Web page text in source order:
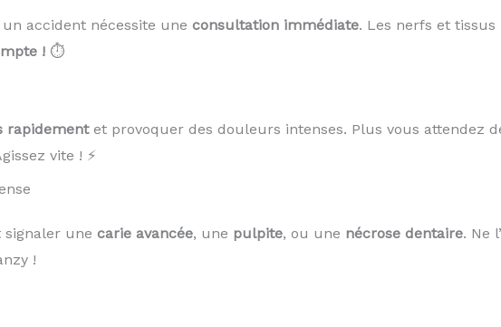
accident nécessite une consultation immédiate. Les nerfs et tissus
!⏱️
rapidementet provoquer des douleurs intenses. Plus vous attendez
vite ! ⚡
une carie avancée, une pulpite, ou une nécrose dentaire. Ne
!